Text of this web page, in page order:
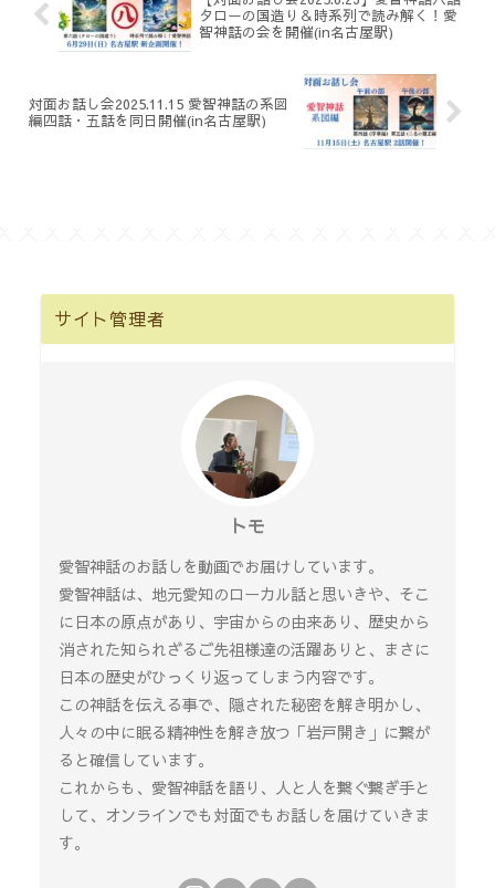
タローの国造り＆時系列で読み解く！愛
智神話の会を開催(in名古屋駅)
対面お話し会2025.11.15 愛智神話の系図
編四話・五話を同日開催(in名古屋駅)
サイト管理者
トモ
愛智神話のお話しを動画でお届けしています。
愛智神話は、地元愛知のローカル話と思いきや、そこ
に日本の原点があり、宇宙からの由来あり、歴史から
消された知られざるご先祖様達の活躍ありと、まさに
日本の歴史がひっくり返ってしまう内容です。
この神話を伝える事で、隠された秘密を解き明かし、
人々の中に眠る精神性を解き放つ「岩戸開き」に繋が
ると確信しています。
これからも、愛智神話を語り、人と人を繋ぐ繋ぎ手と
して、オンラインでも対面でもお話しを届けていきま
す。